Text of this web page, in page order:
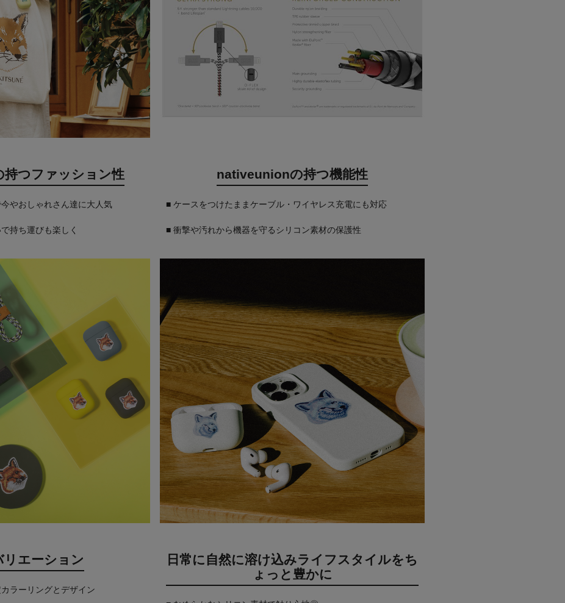
持つファッション性
やおしゃれさん達に大人気
持ち運びも楽しく
nativeunionの持つ機能性
■ ケースをつけたままケーブル・ワイヤレス充電にも対応
■ 衝撃や汚れから機器を守るシリコン素材の保護性
リエーション
ラーリングとデザイン
日常に自然に溶け込みライフスタイルをち
ょっと豊かに